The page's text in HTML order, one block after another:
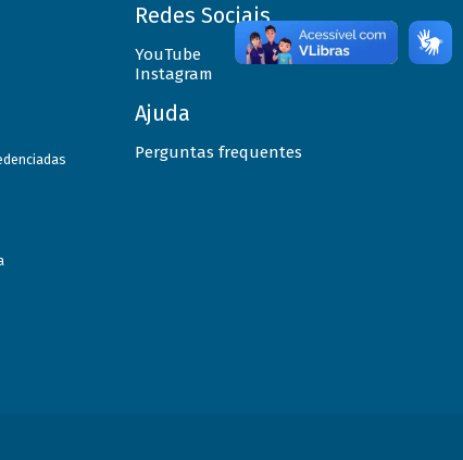
Redes Sociais
YouTube
Instagram
Ajuda
Perguntas frequentes